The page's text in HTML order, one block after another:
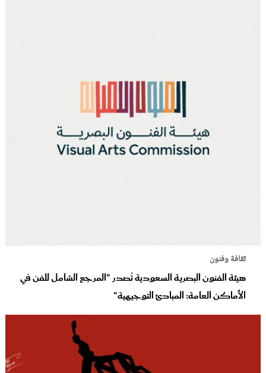
ثقافة وفنون
هيئة الفنون البصرية السعودية تُصدر "المرجع الشامل للفن في
الأماكن العامة: المبادئ التوجيهية"